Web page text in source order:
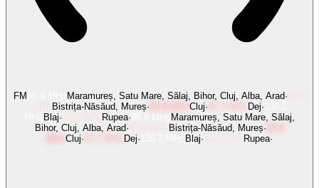
FM Maramureș, Satu Mare, Sălaj, Bihor, Cluj, Alba, Arad·
Bistrița-Năsăud, Mureș· Cluj· Dej·
Blaj· Rupea·
Maramureș, Satu Mare, Sălaj,
Bihor, Cluj, Alba, Arad· Bistrița-Năsăud, Mureș·
Cluj· Dej· Blaj· Rupea·